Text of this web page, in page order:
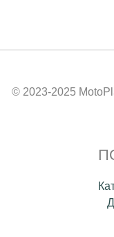
© 2023-2025